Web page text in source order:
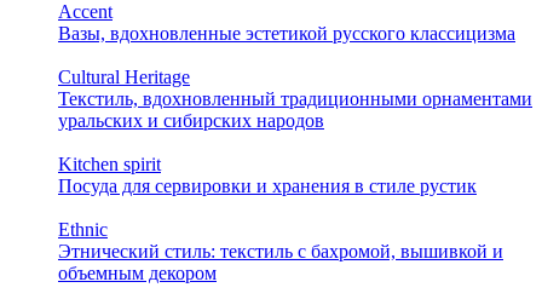
Accent
Вазы, вдохновленные эстетикой русского классицизма
Cultural Heritage
Текстиль, вдохновленный традиционными орнаментами
уральских и сибирских народов
Kitchen spirit
Посуда для сервировки и хранения в стиле рустик
Ethnic
Этнический стиль: текстиль с бахромой, вышивкой и
объемным декором